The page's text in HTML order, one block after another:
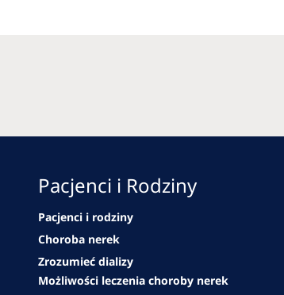
Pacjenci i Rodziny
Pacjenci i rodziny
Choroba nerek
Zrozumieć dializy
Możliwości leczenia choroby nerek